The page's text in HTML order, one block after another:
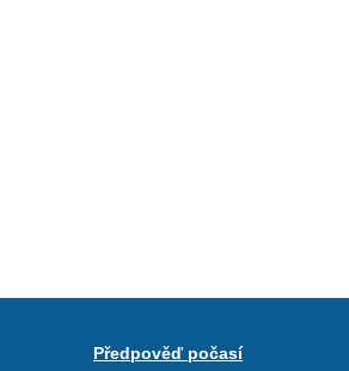
Předpověď počasí